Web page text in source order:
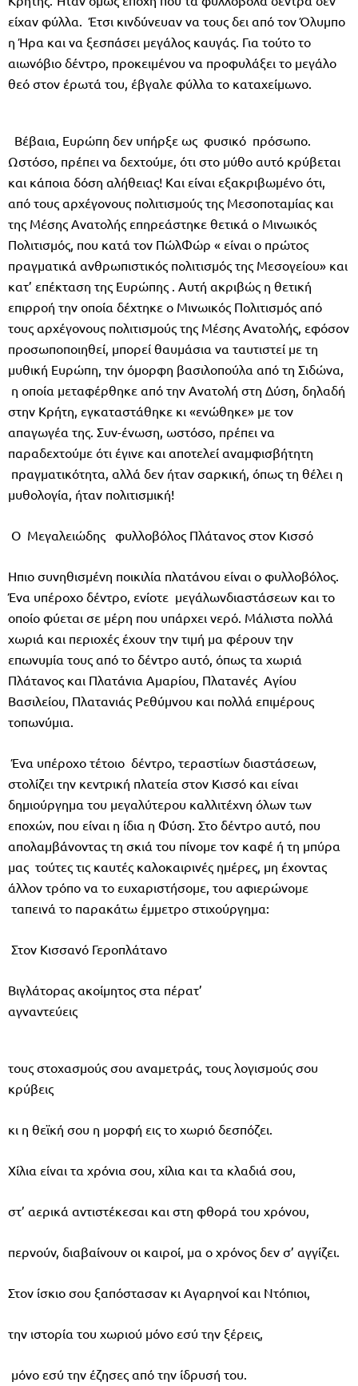
είχαν φύλλα. Έτσι κινδύνευαν να τους δει από τον Όλυμπο
η Ήρα και να ξεσπάσει μεγάλος καυγάς. Για τούτο το
αιωνόβιο δέντρο, προκειμένου να προφυλάξει το μεγάλο
θεό στον έρωτά του, έβγαλε φύλλα το καταχείμωνο.
Βέβαια, Ευρώπη δεν υπήρξε ως φυσικό πρόσωπο.
Ωστόσο, πρέπει να δεχτούμε, ότι στο μύθο αυτό κρύβεται
και κάποια δόση αλήθειας! Και είναι εξακριβωμένο ότι,
από τους αρχέγονους πολιτισμούς της Μεσοποταμίας και
της Μέσης Ανατολής επηρεάστηκε θετικά ο Μινωικός
Πολιτισμός, που κατά τον ΠώλΦώρ « είναι ο πρώτος
πραγματικά ανθρωπιστικός πολιτισμός της Μεσογείου» και
κατ’ επέκταση της Ευρώπης . Αυτή ακριβώς η θετική
επιρροή την οποία δέχτηκε ο Μινωικός Πολιτισμός από
τους αρχέγονους πολιτισμούς της Μέσης Ανατολής, εφόσον
προσωποποιηθεί, μπορεί θαυμάσια να ταυτιστεί με τη
μυθική Ευρώπη, την όμορφη βασιλοπούλα από τη Σιδώνα,
η οποία μεταφέρθηκε από την Ανατολή στη Δύση, δηλαδή
στην Κρήτη, εγκαταστάθηκε κι «ενώθηκε» με τον
απαγωγέα της. Συν-ένωση, ωστόσο, πρέπει να
παραδεχτούμε ότι έγινε και αποτελεί αναμφισβήτητη
πραγματικότητα, αλλά δεν ήταν σαρκική, όπως τη θέλει η
μυθολογία, ήταν πολιτισμική!
Ο Μεγαλειώδης φυλλοβόλος Πλάτανος στον Κισσό
Ηπιο συνηθισμένη ποικιλία πλατάνου είναι ο φυλλοβόλος.
Ένα υπέροχο δέντρο, ενίοτε μεγάλωνδιαστάσεων και το
οποίο φύεται σε μέρη που υπάρχει νερό. Μάλιστα πολλά
χωριά και περιοχές έχουν την τιμή μα φέρουν την
επωνυμία τους από το δέντρο αυτό, όπως τα χωριά
Πλάτανος και Πλατάνια Αμαρίου, Πλατανές Αγίου
Βασιλείου, Πλατανιάς Ρεθύμνου και πολλά επιμέρους
τοπωνύμια.
Ένα υπέροχο τέτοιο δέντρο, τεραστίων διαστάσεων,
στολίζει την κεντρική πλατεία στον Κισσό και είναι
δημιούργημα του μεγαλύτερου καλλιτέχνη όλων των
εποχών, που είναι η ίδια η Φύση. Στο δέντρο αυτό, που
απολαμβάνοντας τη σκιά του πίνομε τον καφέ ή τη μπύρα
μας τούτες τις καυτές καλοκαιρινές ημέρες, μη έχοντας
άλλον τρόπο να το ευχαριστήσομε, του αφιερώνομε
ταπεινά το παρακάτω έμμετρο στιχούργημα:
Στον Κισσανό Γεροπλάτανο
Βιγλάτορας ακοίμητος στα πέρατ’
αγναντεύεις
τους στοχασμούς σου αναμετράς, τους λογισμούς σου
κρύβεις
κι η θεϊκή σου η μορφή εις το χωριό δεσπόζει.
Χίλια είναι τα χρόνια σου, χίλια και τα κλαδιά σου,
στ’ αερικά αντιστέκεσαι και στη φθορά του χρόνου,
περνούν, διαβαίνουν οι καιροί, μα ο χρόνος δεν σ’ αγγίζει.
Στον ίσκιο σου ξαπόστασαν κι Αγαρηνοί και Ντόπιοι,
την ιστορία του χωριού μόνο εσύ την ξέρεις,
μόνο εσύ την έζησες από την ίδρυσή του.